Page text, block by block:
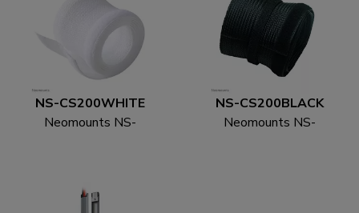
NS-CS200WHITE
Neomounts NS-
NS-CS200BLACK
Neomounts NS-